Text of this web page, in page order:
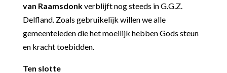
van Raamsdonkverblijft nog steeds in G.G.Z.
Delfland. Zoals gebruikelijk willen we alle
gemeenteleden die het moeilijk hebben Gods steun
en kracht toebidden.
Ten slotte